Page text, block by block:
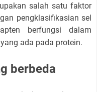
salah satu faktor
pengklasifikasian sel
berfungsi dalam
ada pada protein.
berbeda